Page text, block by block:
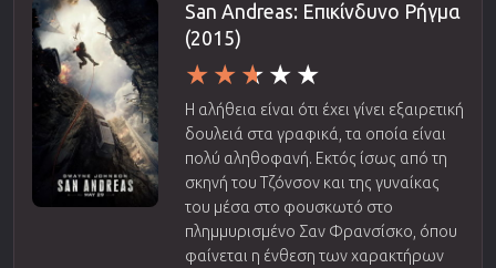
San Andreas: Επικίνδυνο Ρήγμα
(2015)
Η αλήθεια είναι ότι έχει γίνει εξαιρετική
δουλειά στα γραφικά, τα οποία είναι
πολύ αληθοφανή. Εκτός ίσως από τη
σκηνή του Τζόνσον και της γυναίκας
του μέσα στο φουσκωτό στο
πλημμυρισμένο Σαν Φρανσίσκο, όπου
φαίνεται η ένθεση των χαρακτήρων